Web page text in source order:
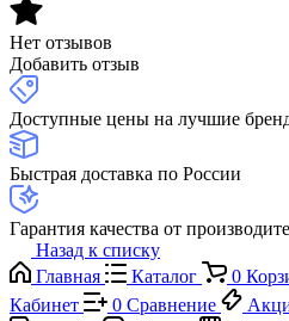
Нет отзывов
Добавить отзыв
Доступные цены на лучшие
Быстрая доставка по России
Гарантия качества от
Назад к списку
Главная
Каталог 0
Кабинет
0 Сравнение